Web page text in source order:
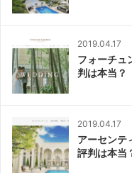
2019.04.17
フォーチュ
判は本当？
2019.04.17
アーセンテ
評判は本当